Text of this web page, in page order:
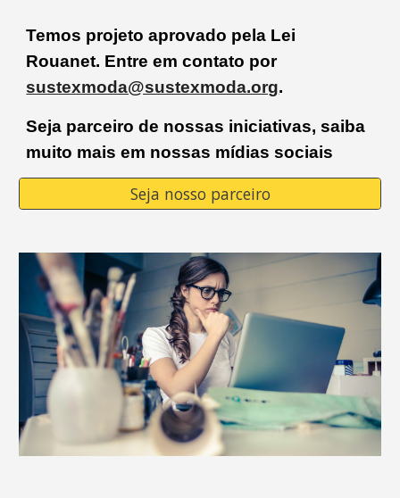
Temos projeto aprovado pela Lei
Rouanet. Entre em contato por
sustexmoda@sustexmoda.org.
Seja parceiro de nossas iniciativas, saiba
muito mais em nossas mídias sociais
Seja nosso parceiro